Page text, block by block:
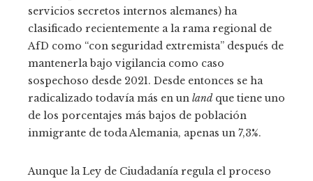
servicios secretos internos alemanes) ha
clasificado recientemente a la rama regional de
AfD como “con seguridad extremista” después de
mantenerla bajo vigilancia como caso
sospechoso desde 2021. Desde entonces se ha
radicalizado todavía más en un landque tiene uno
de los porcentajes más bajos de población
inmigrante de toda Alemania, apenas un 7,3%.
Aunque la Ley de Ciudadanía regula el proceso